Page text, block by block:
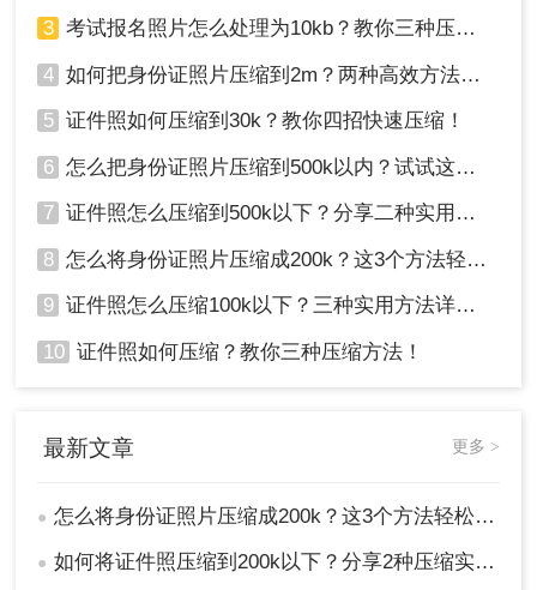
推荐工具： 转转大师压缩
操作步骤：
1、打开转转大师压缩软件，选择“图片压缩”功
能。
3 考试报名照片怎么处理为10kb？教你三种压缩证件照的方法！
4 如何把身份证照片压缩到2m？两种高效方法分享！
5 证件照如何压缩到30k？教你四招快速压缩！
6 怎么把身份证照片压缩到500k以内？试试这二个压缩方法！
7 证件照怎么压缩到500k以下？分享二种实用压缩方法！
8 怎么将身份证照片压缩成200k？这3个方法轻松压缩！
9 证件照怎么压缩100k以下？三种实用方法详解分享！
10 证件照如何压缩？教你三种压缩方法！
最新文章 更多 >
● 怎么将身份证照片压缩成200k？这3个方法轻松压缩！
● 如何将证件照压缩到200k以下？分享2种压缩实用技巧！